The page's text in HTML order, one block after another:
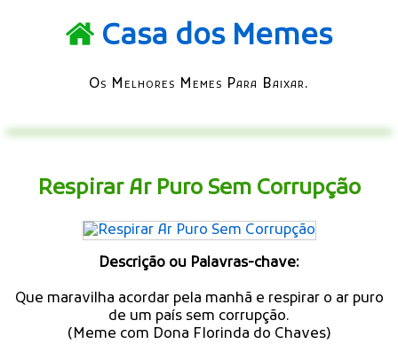
Casa dos Memes
Os Melhores Memes Para Baixar.
Respirar Ar Puro Sem Corrupção
Descrição ou Palavras-chave:
Que maravilha acordar pela manhã e respirar o ar puro
de um país sem corrupção.
(Meme com Dona Florinda do Chaves)